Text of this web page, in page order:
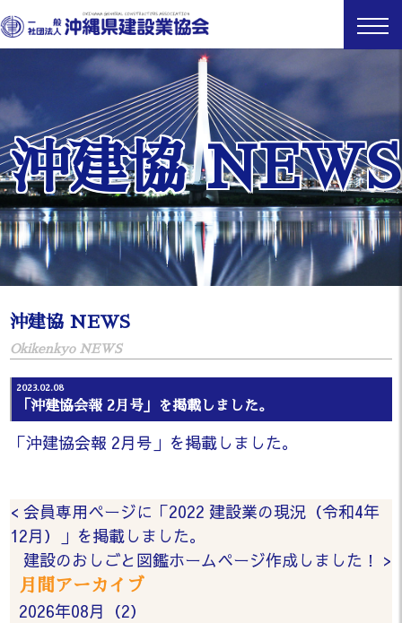
沖建協 NEWS
沖建協 NEWS
Okikenkyo NEWS
2023.02.08
「沖建協会報 2月号」を掲載しました。
「沖建協会報 2月号」を掲載しました。
< 会員専用ページに「2022 建設業の現況（令和4年
12月）」を掲載しました。
建設のおしごと図鑑ホームページ作成しました！ >
月間アーカイブ
2026年08月（2）